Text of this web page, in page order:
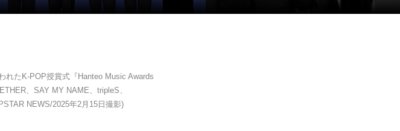
れたK-POP授賞式『Hanteo Music Awards
、SAY MY NAME、tripleS、
NEWS/2025年2月15日撮影)